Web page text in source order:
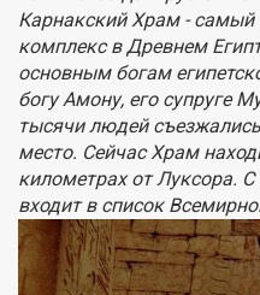
Карнакский Храм -
комплекс в Древнем
основным богам
богу Амону, его супруге
тысячи людей
место. Сейчас Храм
километрах от Луксора.
входит в список